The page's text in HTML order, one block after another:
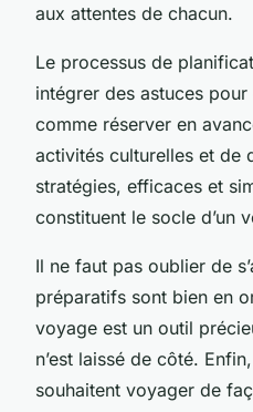
aux attentes de chacun.
Le processus de
intégrer des astuces
comme réserver en
activités culturelles et de
stratégies, efficaces et
constituent le socle d’un
Il ne faut pas oublier de
préparatifs sont bien en
voyage est un outil
n’est laissé de côté.
souhaitent voyager de